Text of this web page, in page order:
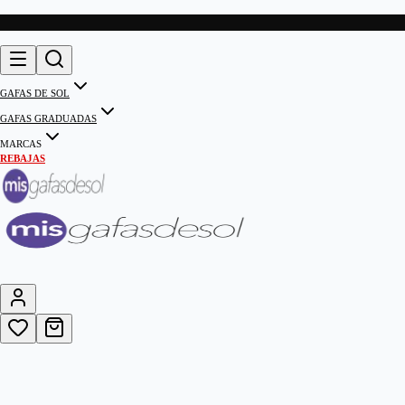
GAFAS DE SOL
GAFAS GRADUADAS
MARCAS
REBAJAS